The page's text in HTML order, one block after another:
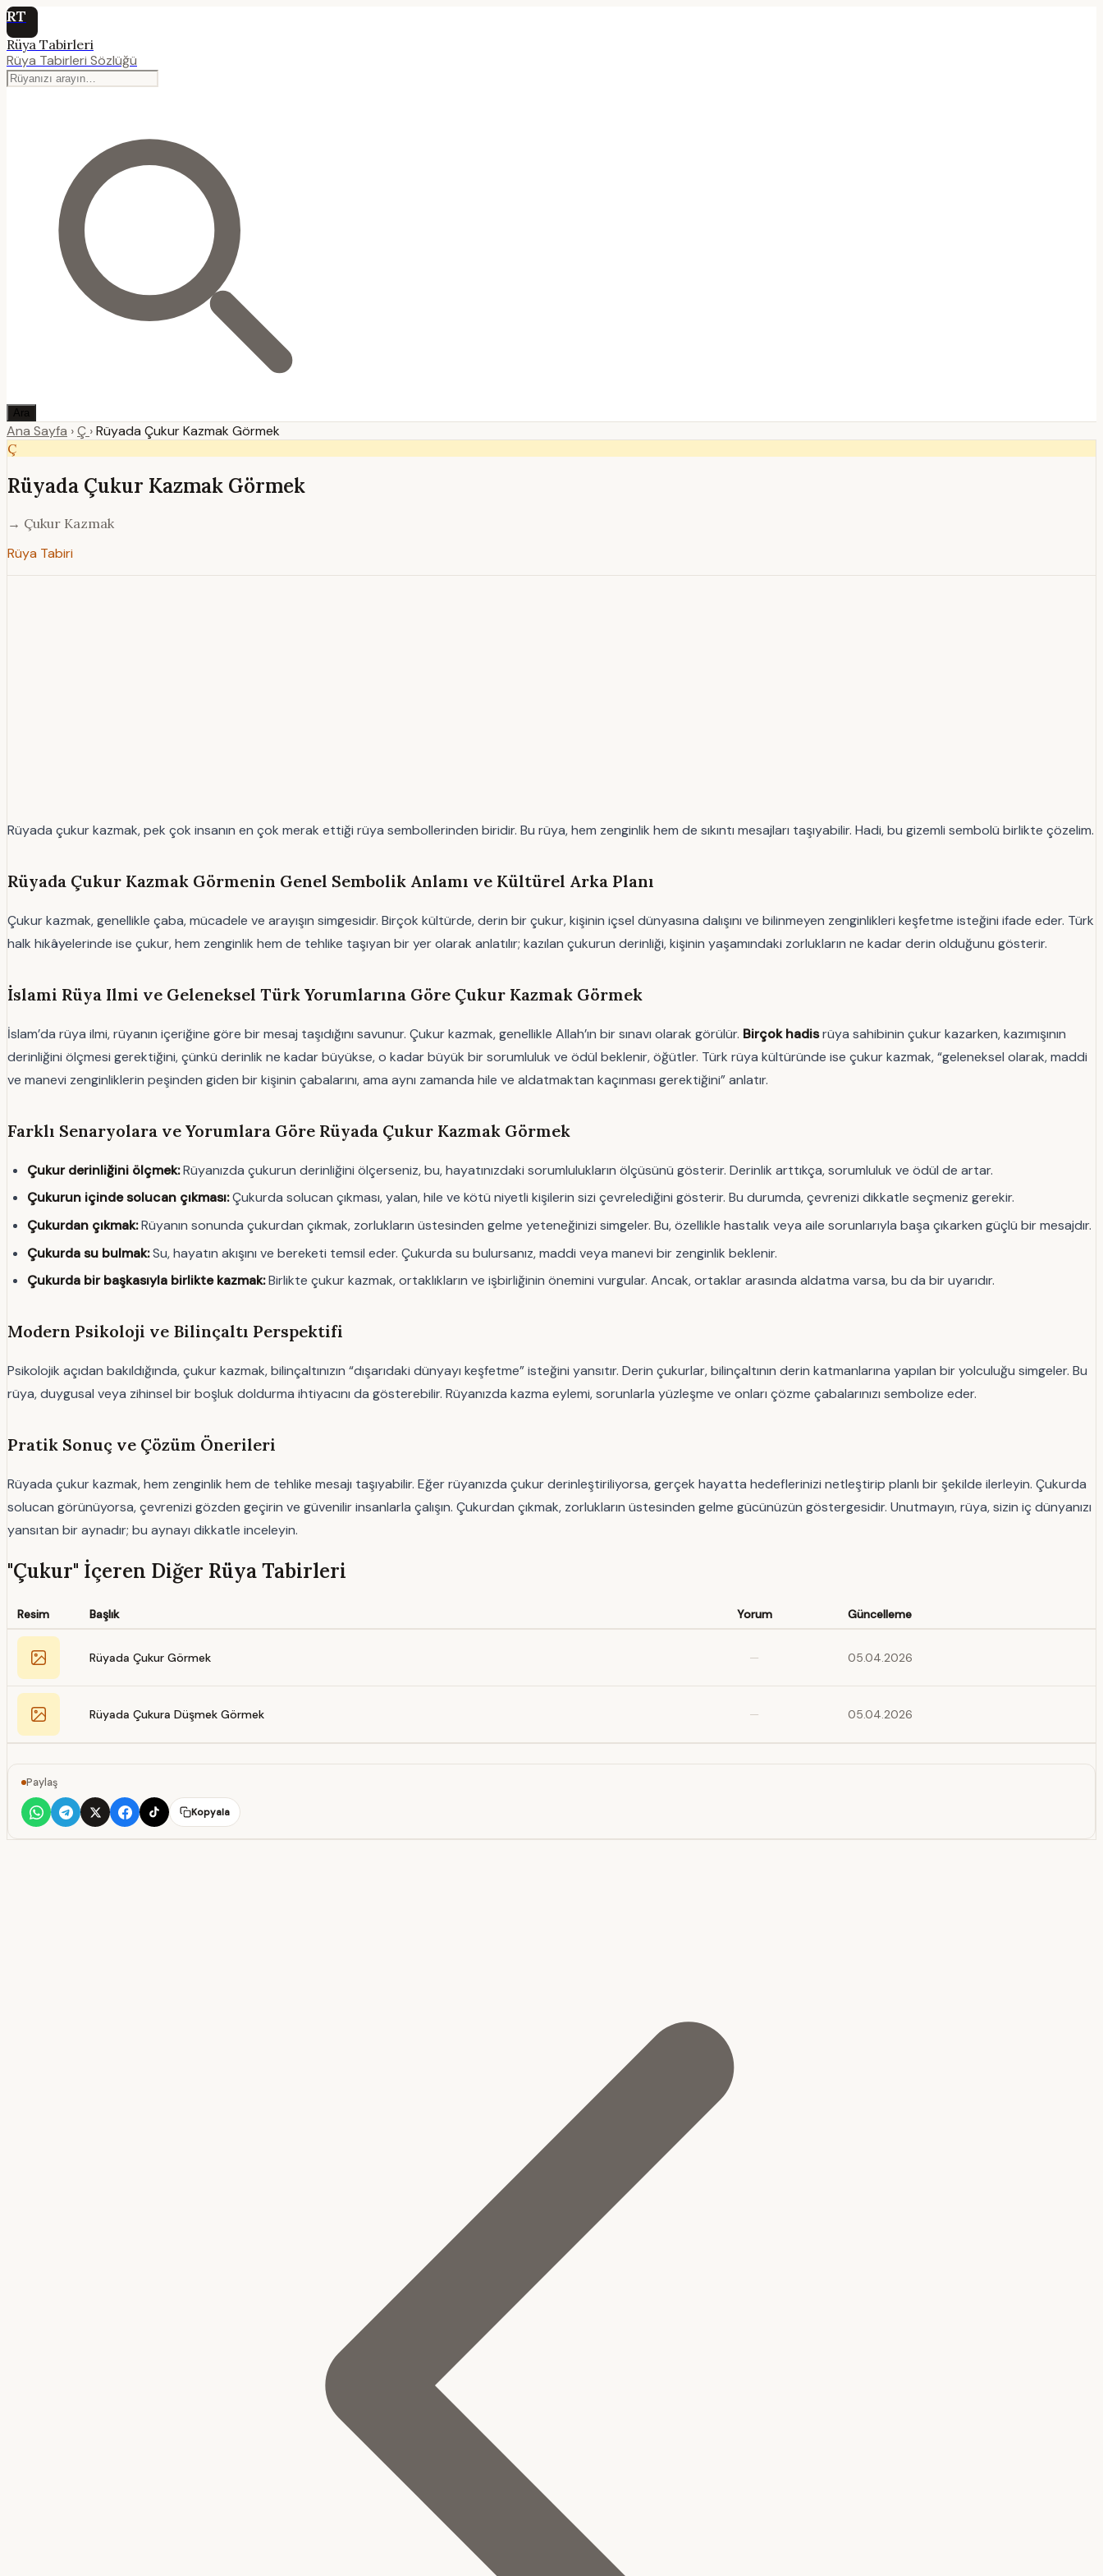
RT
Rüya Tabirleri
Rüya Tabirleri Sözlüğü
Ara
Ana Sayfa ›Ç ›Rüyada Çukur Kazmak Görmek
Ç
Rüyada Çukur Kazmak Görmek
→ Çukur Kazmak
Rüya Tabiri
Rüyada çukur kazmak, pek çok insanın en çok merak ettiği rüya sembollerinden biridir. Bu rüya, hem zenginlik hem de sıkıntı mesajları taşıyabilir. Hadi, bu gizemli sembolü birlikte çözelim.
Rüyada Çukur Kazmak Görmenin Genel Sembolik Anlamı ve Kültürel Arka Planı
Çukur kazmak, genellikle çaba, mücadele ve arayışın simgesidir. Birçok kültürde, derin bir çukur, kişinin içsel dünyasına dalışını ve bilinmeyen zenginlikleri keşfetme isteğini ifade eder. Türk
halk hikâyelerinde ise çukur, hem zenginlik hem de tehlike taşıyan bir yer olarak anlatılır; kazılan çukurun derinliği, kişinin yaşamındaki zorlukların ne kadar derin olduğunu gösterir.
İslami Rüya Ilmi ve Geleneksel Türk Yorumlarına Göre Çukur Kazmak Görmek
İslam’da rüya ilmi, rüyanın içeriğine göre bir mesaj taşıdığını savunur. Çukur kazmak, genellikle Allah’ın bir sınavı olarak görülür. Birçok hadisrüya sahibinin çukur kazarken, kazımışının
derinliğini ölçmesi gerektiğini, çünkü derinlik ne kadar büyükse, o kadar büyük bir sorumluluk ve ödül beklenir, öğütler. Türk rüya kültüründe ise çukur kazmak, “geleneksel olarak, maddi
ve manevi zenginliklerin peşinden giden bir kişinin çabalarını, ama aynı zamanda hile ve aldatmaktan kaçınması gerektiğini” anlatır.
Farklı Senaryolara ve Yorumlara Göre Rüyada Çukur Kazmak Görmek
Çukur derinliğini ölçmek:Rüyanızda çukurun derinliğini ölçerseniz, bu, hayatınızdaki sorumlulukların ölçüsünü gösterir. Derinlik arttıkça, sorumluluk ve ödül de artar.
Çukurun içinde solucan çıkması:Çukurda solucan çıkması, yalan, hile ve kötü niyetli kişilerin sizi çevrelediğini gösterir. Bu durumda, çevrenizi dikkatle seçmeniz gerekir.
Çukurdan çıkmak:Rüyanın sonunda çukurdan çıkmak, zorlukların üstesinden gelme yeteneğinizi simgeler. Bu, özellikle hastalık veya aile sorunlarıyla başa çıkarken güçlü bir mesajdır.
Çukurda su bulmak:Su, hayatın akışını ve bereketi temsil eder. Çukurda su bulursanız, maddi veya manevi bir zenginlik beklenir.
Çukurda bir başkasıyla birlikte kazmak:Birlikte çukur kazmak, ortaklıkların ve işbirliğinin önemini vurgular. Ancak, ortaklar arasında aldatma varsa, bu da bir uyarıdır.
Modern Psikoloji ve Bilinçaltı Perspektifi
Psikolojik açıdan bakıldığında, çukur kazmak, bilinçaltınızın “dışarıdaki dünyayı keşfetme” isteğini yansıtır. Derin çukurlar, bilinçaltının derin katmanlarına yapılan bir yolculuğu simgeler. Bu
rüya, duygusal veya zihinsel bir boşluk doldurma ihtiyacını da gösterebilir. Rüyanızda kazma eylemi, sorunlarla yüzleşme ve onları çözme çabalarınızı sembolize eder.
Pratik Sonuç ve Çözüm Önerileri
Rüyada çukur kazmak, hem zenginlik hem de tehlike mesajı taşıyabilir. Eğer rüyanızda çukur derinleştiriliyorsa, gerçek hayatta hedeflerinizi netleştirip planlı bir şekilde ilerleyin. Çukurda
solucan görünüyorsa, çevrenizi gözden geçirin ve güvenilir insanlarla çalışın. Çukurdan çıkmak, zorlukların üstesinden gelme gücünüzün göstergesidir. Unutmayın, rüya, sizin iç dünyanızı
yansıtan bir aynadır; bu aynayı dikkatle inceleyin.
"Çukur" İçeren Diğer Rüya Tabirleri
Resim Başlık Yorum Güncelleme
Rüyada Çukur Görmek — 05.04.2026
Rüyada Çukura Düşmek Görmek — 05.04.2026
Paylaş
Kopyala